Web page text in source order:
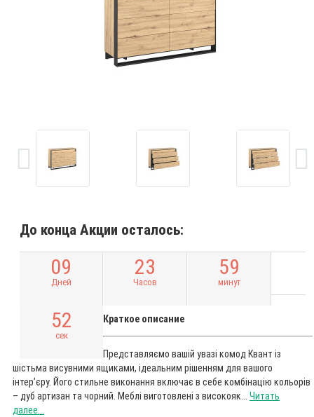
До конца Акции осталось:
09
Дней
23
Часов
59
минут
51
сек
Краткое описание
Представляємо вашій увазі комод Квант із
шістьма висувними ящиками, ідеальним рішенням для вашого
інтер’єру. Його стильне виконання включає в себе комбінацію кольорів
– дуб артизан та чорний. Меблі виготовлені з високояк... Читать
далее...